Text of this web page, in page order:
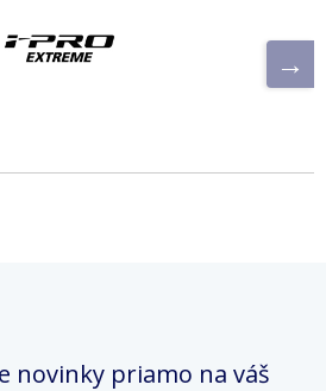
novinky priamo na váš